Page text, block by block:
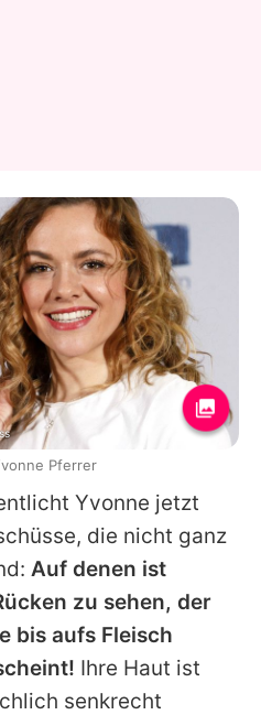
Yvonne jetzt
die nicht ganz
Auf denen ist
zu sehen, der
bis aufs Fleisch
Ihre Haut ist
senkrecht
Pferrer